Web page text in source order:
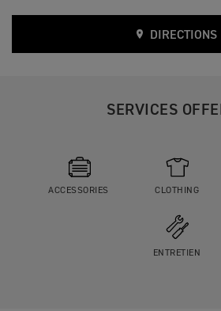
DIRECTIONS
SERVICES
ACCESSORIES CLOTHING
ENTRETIEN